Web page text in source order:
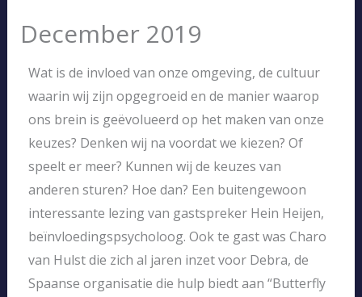
December 2019
Wat is de invloed van onze omgeving, de cultuur
waarin wij zijn opgegroeid en de manier waarop
ons brein is geëvolueerd op het maken van onze
keuzes? Denken wij na voordat we kiezen? Of
speelt er meer? Kunnen wij de keuzes van
anderen sturen? Hoe dan? Een buitengewoon
interessante lezing van gastspreker Hein Heijen,
beïnvloedingspsycholoog. Ook te gast was Charo
van Hulst die zich al jaren inzet voor Debra, de
Spaanse organisatie die hulp biedt aan “Butterfly